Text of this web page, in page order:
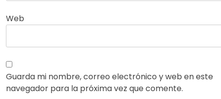
Web
Guarda mi nombre, correo electrónico y web en este
navegador para la próxima vez que comente.